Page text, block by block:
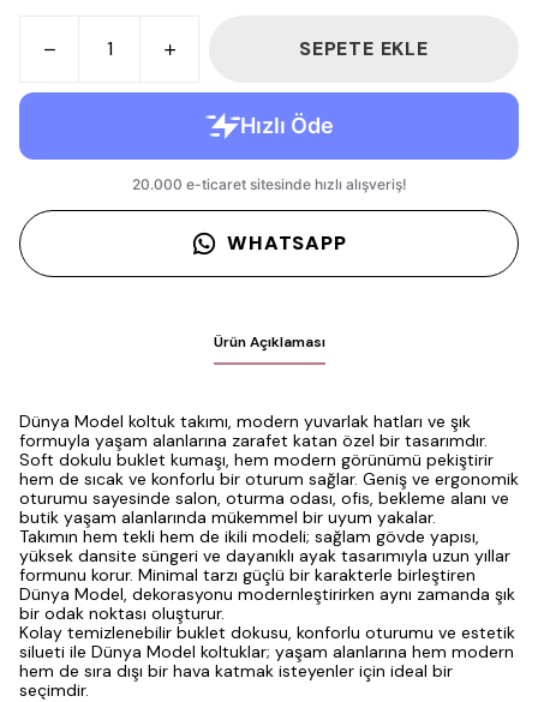
SEPETE EKLE
WHATSAPP
Ürün Açıklaması
Dünya Model koltuk takımı, modern yuvarlak hatları ve şık
formuyla yaşam alanlarına zarafet katan özel bir tasarımdır.
Soft dokulu buklet kumaşı, hem modern görünümü pekiştirir
hem de sıcak ve konforlu bir oturum sağlar. Geniş ve ergonomik
oturumu sayesinde salon, oturma odası, ofis, bekleme alanı ve
butik yaşam alanlarında mükemmel bir uyum yakalar.
Takımın hem tekli hem de ikili modeli; sağlam gövde yapısı,
yüksek dansite süngeri ve dayanıklı ayak tasarımıyla uzun yıllar
formunu korur. Minimal tarzı güçlü bir karakterle birleştiren
Dünya Model, dekorasyonu modernleştirirken aynı zamanda şık
bir odak noktası oluşturur.
Kolay temizlenebilir buklet dokusu, konforlu oturumu ve estetik
silueti ile Dünya Model koltuklar; yaşam alanlarına hem modern
hem de sıra dışı bir hava katmak isteyenler için ideal bir
seçimdir.